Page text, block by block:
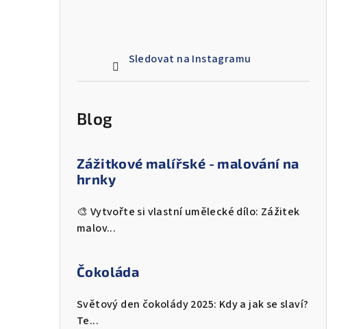
Sledovat na Instagramu
Blog
Zážitkové malířské - malování na
hrnky
🎨 Vytvořte si vlastní umělecké dílo: Zážitek
malov...
Čokoláda
Světový den čokolády 2025: Kdy a jak se slaví?
Te...